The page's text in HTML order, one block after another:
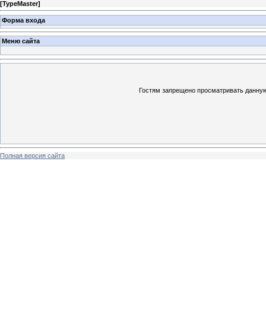
[TypeMaster]
Форма входа
Меню сайта
Гостям запрещено просматривать
Полная версия сайта